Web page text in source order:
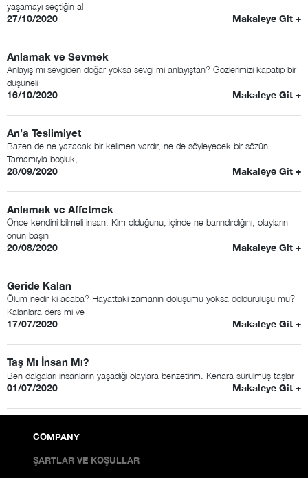
yaşamayı seçtiğin al
27/10/2020 Makaleye Git +
Anlamak ve Sevmek
Anlayış mı sevgiden doğar yoksa sevgi mi anlayıştan? Gözlerimizi kapatıp bir
düşüneli
16/10/2020 Makaleye Git +
An’a Teslimiyet
Bazen de ne yazacak bir kelimen vardır, ne de söyleyecek bir sözün.
Tamamıyla boşluk,
28/09/2020 Makaleye Git +
Anlamak ve Affetmek
Önce kendini bilmeli insan. Kim olduğunu, içinde ne barındırdığını, olayların
onun başın
20/08/2020 Makaleye Git +
Geride Kalan
Ölüm nedir ki acaba? Hayattaki zamanın doluşumu yoksa dolduruluşu mu?
Kalanlara ders mi ve
17/07/2020 Makaleye Git +
Taş Mı İnsan Mı?
Ben dalgaları insanların yaşadığı olaylara benzetirim. Kenara sürülmüş taşlar
01/07/2020 Makaleye Git +
COMPANY
ŞARTLAR VE KOŞULLAR